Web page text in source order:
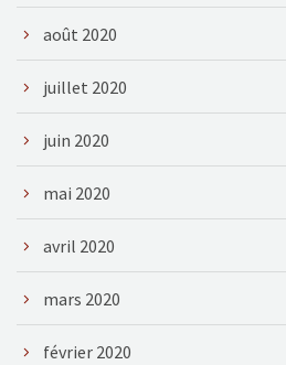
août 2020
juillet 2020
juin 2020
mai 2020
avril 2020
mars 2020
février 2020